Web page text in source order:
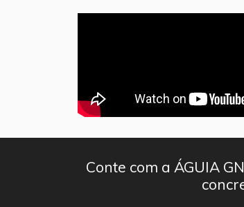
Conte com a ÁGUIA